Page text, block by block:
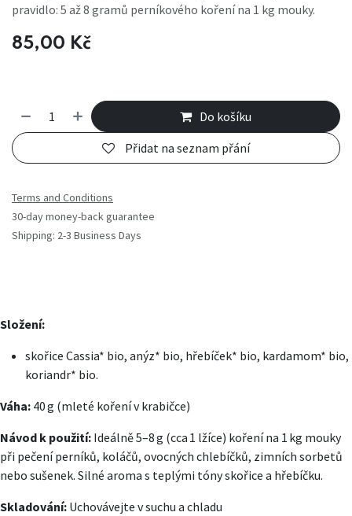
pravidlo: 5 až 8 gramů perníkového koření na 1 kg mouky.
85,00 Kč
Do košíku
Přidat na seznam přání
Terms and Conditions
30-day money-back guarantee
Shipping: 2-3 Business Days
Složení:
skořice Cassia* bio, anýz* bio, hřebíček* bio, kardamom* bio,
koriandr* bio.
Váha: 40 g (mleté koření v krabičce)
Návod k použití: Ideálně 5–8 g (cca 1 lžíce) koření na 1 kg mouky
při pečení perníků, koláčů, ovocných chlebíčků, zimních sorbetů
nebo sušenek. Silné aroma s teplými tóny skořice a hřebíčku.
Skladování: Uchovávejte v suchu a chladu